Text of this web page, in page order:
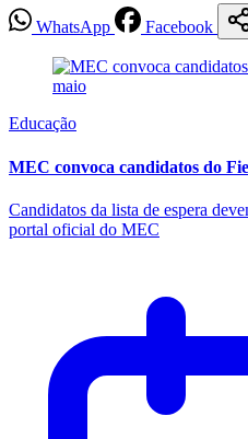
WhatsApp Facebook
Educação
MEC convoca candidatos do
Candidatos da lista de espera
portal oficial do MEC